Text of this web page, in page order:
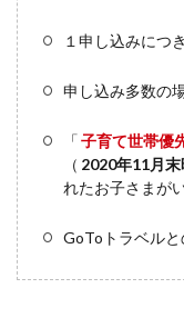
１申し込みにつき
申し込み多数の
「子育て世帯優
（ 2020年11月
れたお子さまが
GoToトラベルと